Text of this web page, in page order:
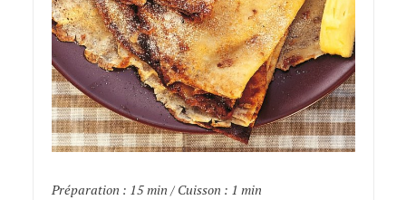
Préparation : 15 min / Cuisson : 1 min